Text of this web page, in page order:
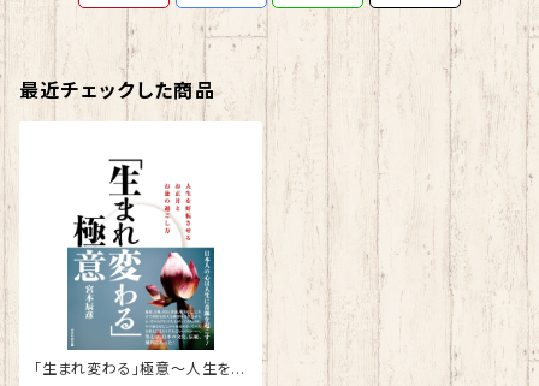
最近チェックした商品
「生まれ変わる」極意～人生を好